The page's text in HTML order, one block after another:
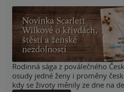
Rodinná sága z poválečného
osudy jedné ženy i proměny
kdy se životy měnily ze dne na